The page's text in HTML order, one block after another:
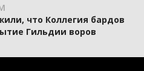
что Коллегия бардов
Гильдии воров